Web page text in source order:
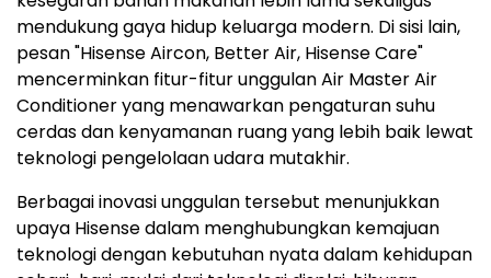
mendukung gaya hidup keluarga modern. Di sisi lain,
pesan "Hisense Aircon, Better Air, Hisense Care"
mencerminkan fitur-fitur unggulan Air Master Air
Conditioner yang menawarkan pengaturan suhu
cerdas dan kenyamanan ruang yang lebih baik lewat
teknologi pengelolaan udara mutakhir.
Berbagai inovasi unggulan tersebut menunjukkan
upaya Hisense dalam menghubungkan kemajuan
teknologi dengan kebutuhan nyata dalam kehidupan